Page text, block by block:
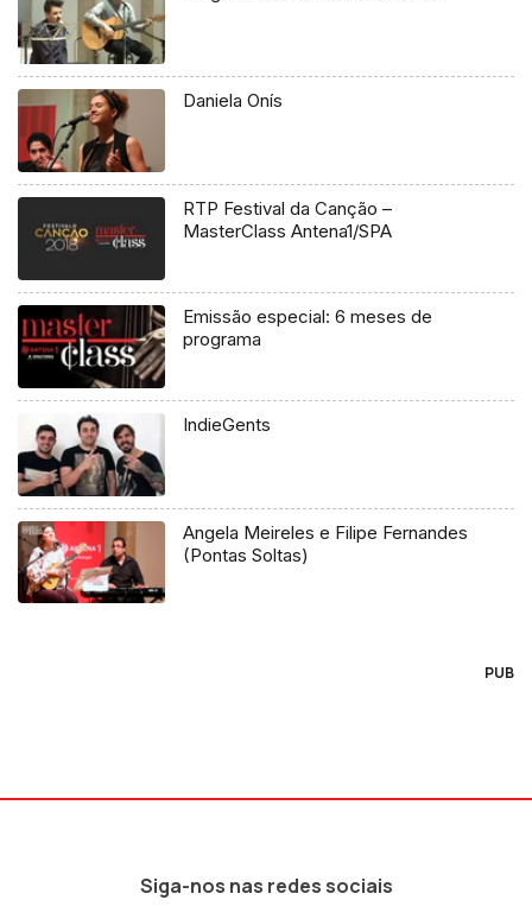
Daniela Onís
RTP Festival da Canção –
MasterClass Antena1/SPA
Emissão especial: 6 meses de
programa
IndieGents
Angela Meireles e Filipe Fernandes
(Pontas Soltas)
PUB
Siga-nos nas redes sociais